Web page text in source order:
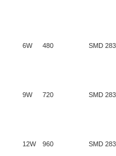
6W 480 SMD
9W 720 SMD
12W 960 SMD